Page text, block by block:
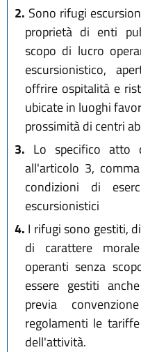
2. Sono rifugi
proprietà di enti
scopo di lucro
escursionistico,
offrire ospitalità e
ubicate in luoghi
prossimità di centri
3. Lo specifico atto
all'articolo 3,
condizioni di
escursionistici
4. I rifugi sono gestiti,
di carattere
operanti senza
essere gestiti
previa
regolamenti le
dell'attività.